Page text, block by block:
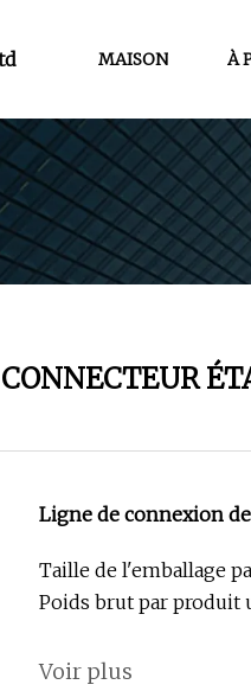
MAISON À
CONNECTEUR
Ligne de connexion
Taille de l'emballage
Poids brut par produit
Voir plus